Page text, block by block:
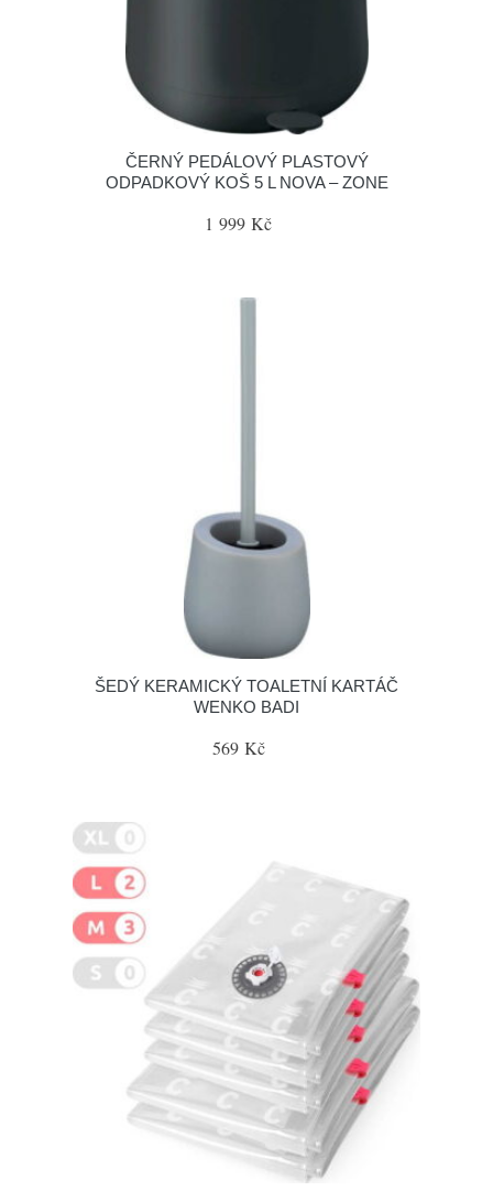
ČERNÝ PEDÁLOVÝ PLASTOVÝ
ODPADKOVÝ KOŠ 5 L NOVA – ZONE
1 999 Kč
ŠEDÝ KERAMICKÝ TOALETNÍ KARTÁČ
WENKO BADI
569 Kč